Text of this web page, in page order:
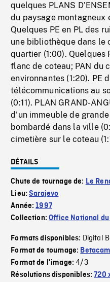
quelques PLANS
du paysage montagneux
Quelques PE en PL des
une bibliothèque dans le
quartier (1:00). Quelques
flanc de coteau; PAN du
environnantes (1:20). PE
télécommunications au
(0:11). PLAN GRAND-
d'un immeuble de
bombardé dans la ville
cimetière sur le coteau
DÉTAILS
Chute de tournage de: Le
Lieu:Sarajevo
Année:1997
Collection:Office National
Formats disponibles: Digital
Format de tournage:
Format de l'image:4/3
Résolutions disponibles:720